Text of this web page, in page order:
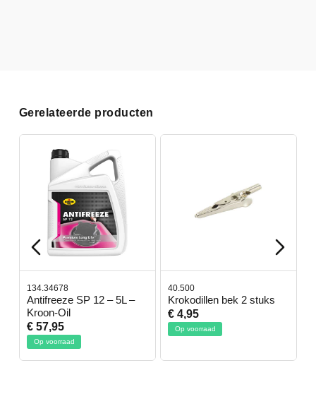
Gerelateerde producten
134.34678
Antifreeze SP 12 – 5L –
Kroon-Oil
€ 57,95
Op voorraad
40.500
Krokodillen bek 2 stuks
€ 4,95
Op voorraad